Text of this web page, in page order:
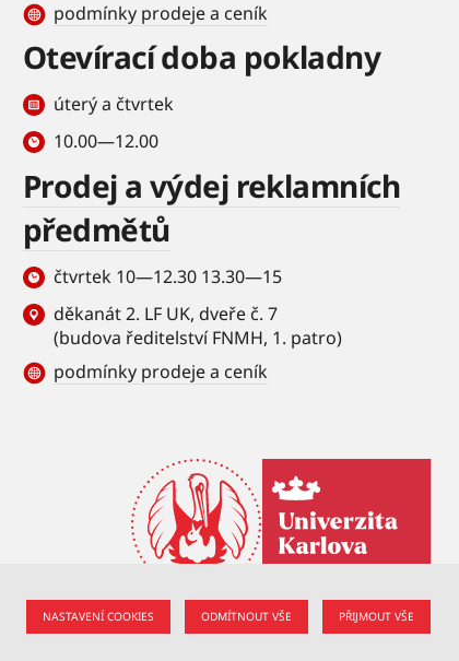
podmínky prodeje a ceník
Otevírací doba pokladny
úterý a čtvrtek
10.00—12.00
Prodej a výdej reklamních
předmětů
čtvrtek 10—12.30 13.30—15
děkanát 2. LF UK, dveře č. 7
(budova ředitelství FNMH, 1. patro)
podmínky prodeje a ceník
NASTAVENÍ COOKIES ODMÍTNOUT VŠE PŘIJMOUT VŠE